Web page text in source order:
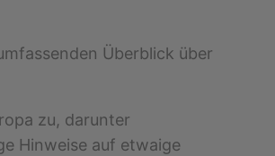
Überblick über
zu, darunter
Hinweise auf etwaige